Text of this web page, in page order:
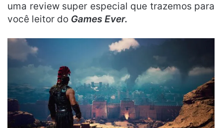
uma review super especial que trazemos para
você leitor do Games Ever.